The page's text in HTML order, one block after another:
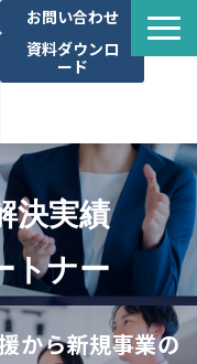
お問い合わせ
資料ダウンロ
ード
決実績
トナー
から新規事業の